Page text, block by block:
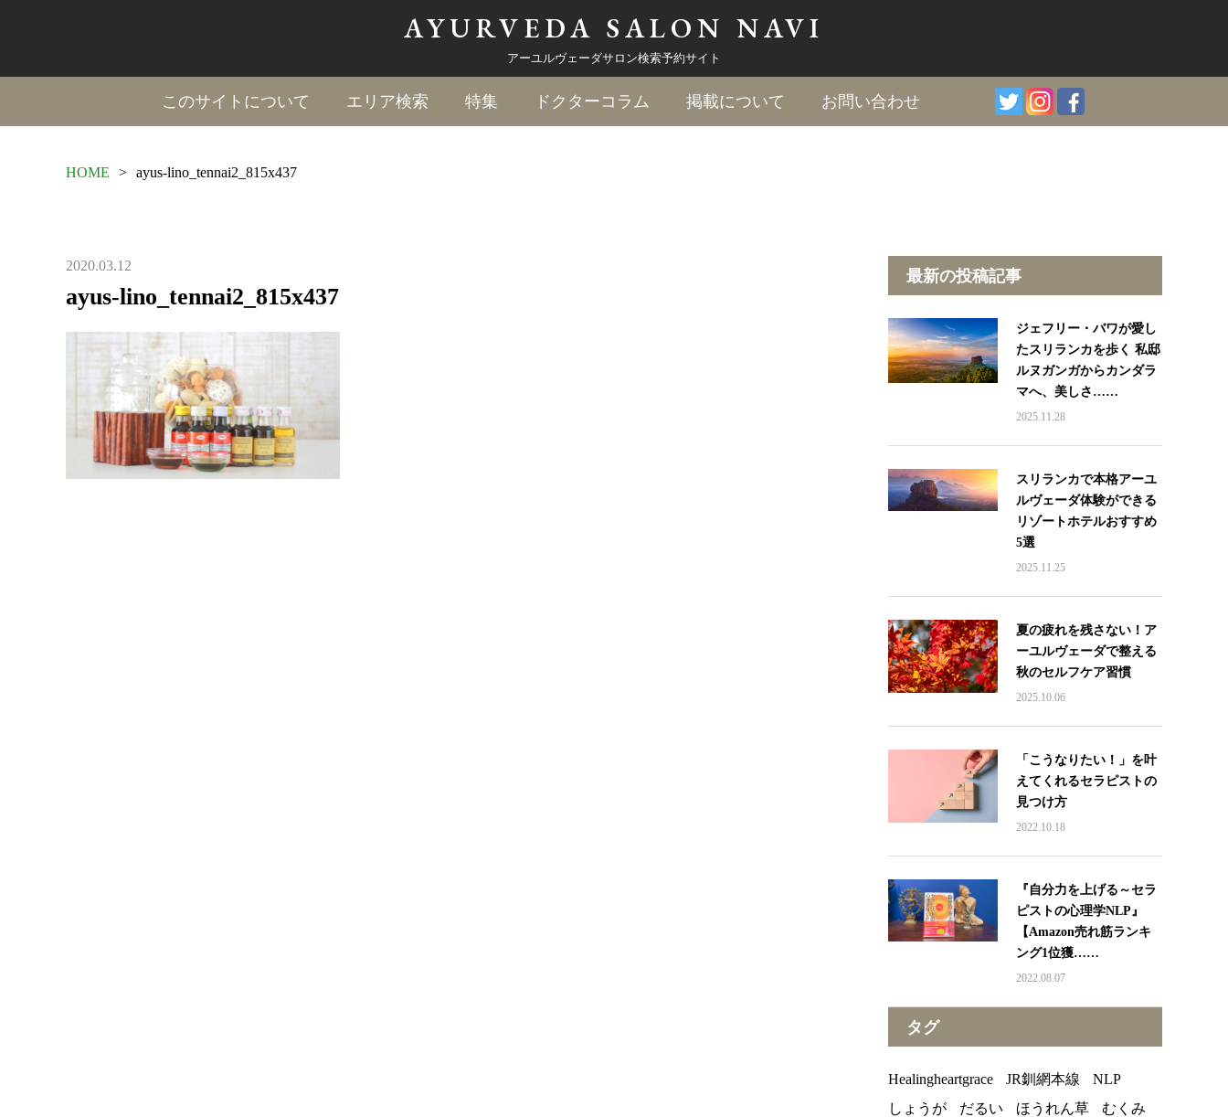
AYURVEDA SALON NAVI
アーユルヴェーダサロン検索予約サイト
このサイトについて エリア検索 特集 ドクターコラム 掲載について お問い合わせ
HOME > ayus-lino_tennai2_815x437
2020.03.12
ayus-lino_tennai2_815x437
最新の投稿記事
ジェフリー・バワが愛し
たスリランカを歩く 私邸
ルヌガンガからカンダラ
マへ、美しさ……
2025.11.28
スリランカで本格アーユ
ルヴェーダ体験ができる
リゾートホテルおすすめ
5選
2025.11.25
夏の疲れを残さない！ア
ーユルヴェーダで整える
秋のセルフケア習慣
2025.10.06
「こうなりたい！」を叶
えてくれるセラピストの
見つけ方
2022.10.18
『自分力を上げる～セラ
ピストの心理学NLP』
【Amazon売れ筋ランキ
ング1位獲……
2022.08.07
タグ
Healingheartgrace JR釧網本線
NLP
しょうが
だるい ほうれん草
むくみ